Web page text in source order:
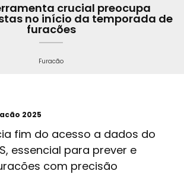
o
e
r
g
r
a
m
e
b
crucial preocupa
no início da temporada de
furacões
Furacão
2025
fim do acesso a dados do
essencial para prever e
com precisão